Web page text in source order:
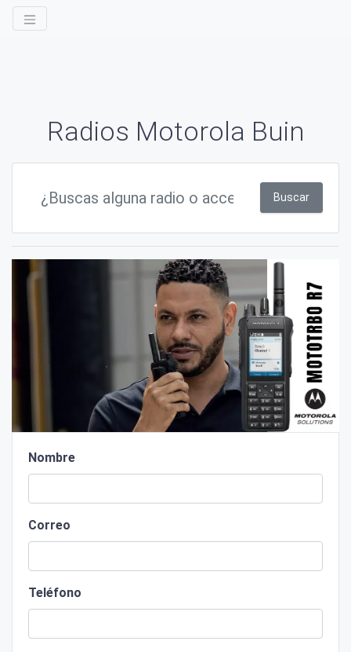
Radios Motorola Buin
Buscar
Nombre
Correo
Teléfono